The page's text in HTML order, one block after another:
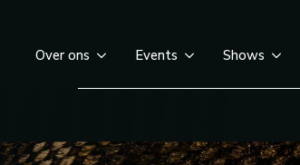
Over ons Events Shows